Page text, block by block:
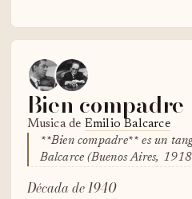
Bien compadre
Musica de Emilio Balcarce
**Bien compadre** es un
Balcarce (Buenos Aires,
Década de 1940